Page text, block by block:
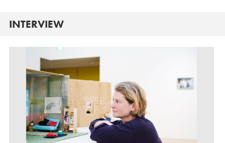
INTERVIEW